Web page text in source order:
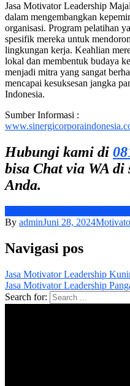
Jasa Motivator Leadership
dalam mengembangkan
organisasi. Program pelatihan
spesifik mereka untuk
lingkungan kerja. Keahlian
lokal dan membentuk budaya
menjadi mitra yang sangat
mencapai kesuksesan jangka
Indonesia.
Sumber Informasi :
Hubungi kami di
bisa Chat via WA
Anda.
By adminJuni 28, 2024
Navigasi pos
Jasa Motivator Leadership
Jasa Motivator Leadership
Search for: